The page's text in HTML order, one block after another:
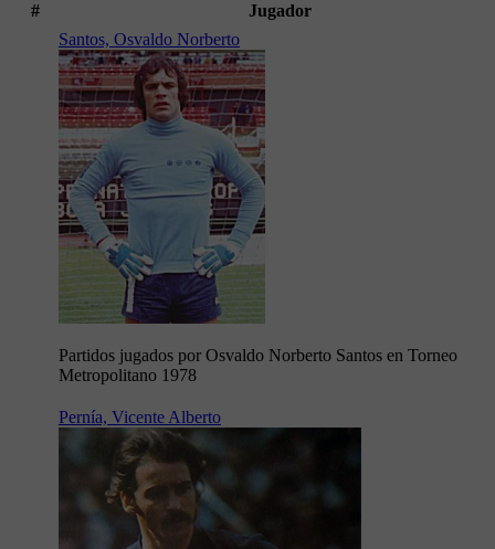
#
Jugador
Santos, Osvaldo Norberto
Partidos jugados por Osvaldo Norberto Santos en Torneo
Metropolitano 1978
Pernía, Vicente Alberto